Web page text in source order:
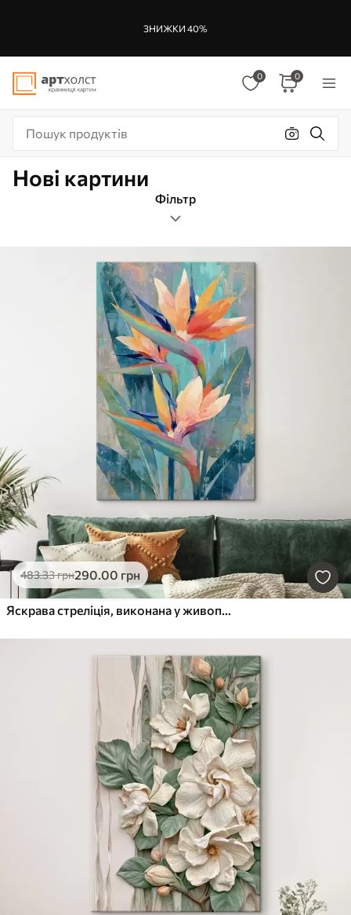
ЗНИЖКИ 40%
0 0
Нові картини
Фільтр
цвітіння
Формат зображення
Колір
Нові Картини
Найновіші
Очистити фільтр
483.33грн290.00 грн
Яскрава стреліція, виконана у живописному стилі